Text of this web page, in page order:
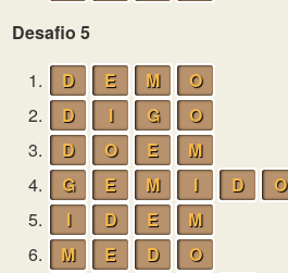
Desafio 5
1.
D E M
O
2.
D I G
O
3.
D O E
M
4.
G E M I D
O
5.
I D E
M
6.
M E D
O